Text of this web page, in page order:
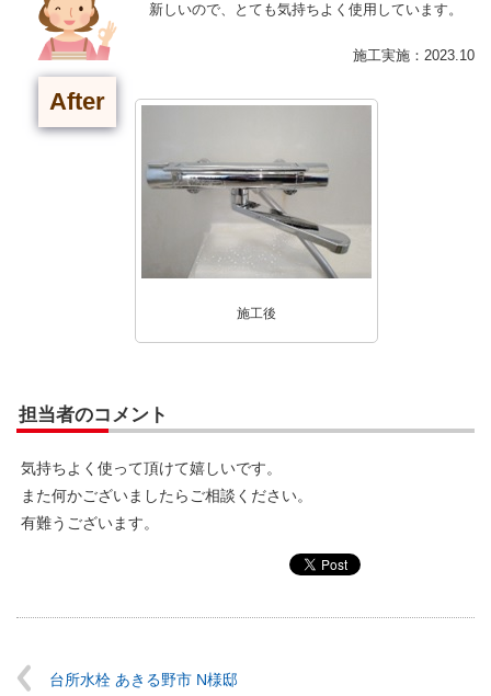
新しいので、とても気持ちよく使用しています。
施工実施：2023.10
After
施工後
担当者のコメント
気持ちよく使って頂けて嬉しいです。
また何かございましたらご相談ください。
有難うございます。
台所水栓 あきる野市 N様邸